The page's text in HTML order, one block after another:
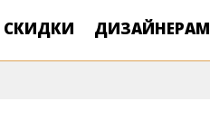
СКИДКИ ДИЗАЙНЕРАМ